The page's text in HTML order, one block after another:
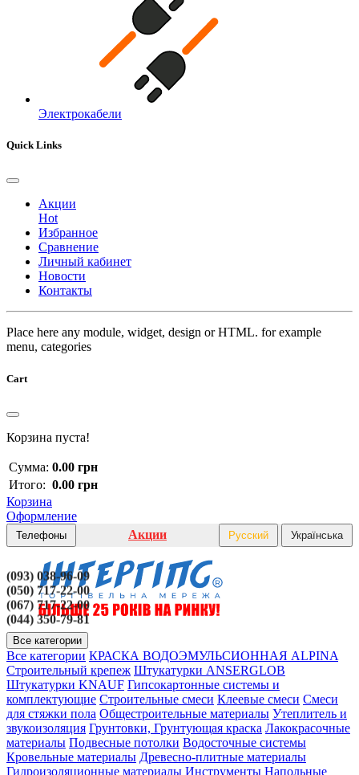
Электрокабели
Quick Links
Акции
Hot
Избранное
Сравнение
Личный кабинет
Новости
Контакты
Place here any module, widget, design or HTML. for example
menu, categories
Cart
Корзина пуста!
Сумма: 0.00 грн
Итого: 0.00 грн
Корзина
Оформление
Телефоны
(093) 038-96-09
(050) 717-22-00
(067) 717-22-00
(044) 350-79-81
Акции Русский Українська
Все категории
Все категории КРАСКА ВОДОЭМУЛЬСИОННАЯ ALPINA
Строительный крепеж Штукатурки ANSERGLOB
Штукатурки KNAUF Гипсокартонные системы и
комплектующие Строительные смеси Клеевые смеси Смеси
для стяжки пола Общестроительные материалы Утеплитель и
звукоизоляция Грунтовки, Грунтующая краска Лакокрасочные
материалы Подвесные потолки Водосточные системы
Кровельные материалы Древесно-плитные материалы
Гидроизоляционные материалы Инструменты Напольные